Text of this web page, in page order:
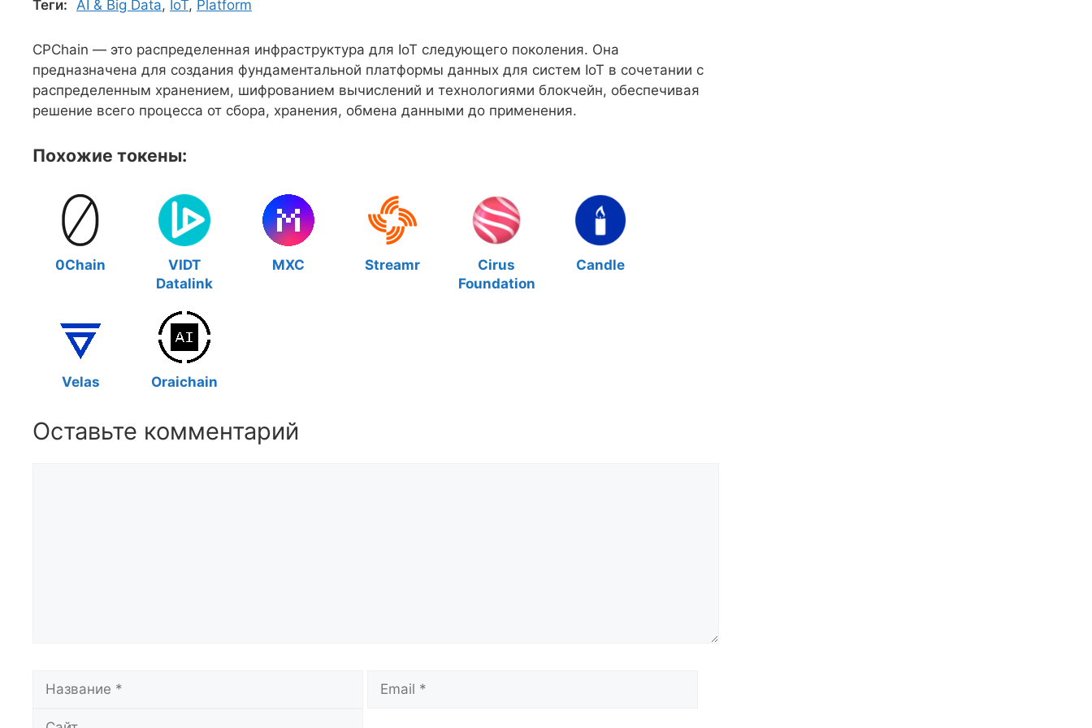
Теги: AI & Big Data, IoT, Platform
CPChain — это распределенная инфраструктура для IoT следующего поколения. Она
предназначена для создания фундаментальной платформы данных для систем IoT в сочетании с
распределенным хранением, шифрованием вычислений и технологиями блокчейн, обеспечивая
решение всего процесса от сбора, хранения, обмена данными до применения.
Похожие токены:
0Chain
VIDT
Datalink
MXC Streamr
Cirus
Foundation
Candle
Velas Oraichain
Оставьте комментарий